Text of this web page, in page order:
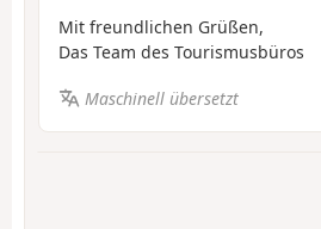
Mit freundlichen Grüßen,
Das Team des Tourismusbüros
Maschinell übersetzt